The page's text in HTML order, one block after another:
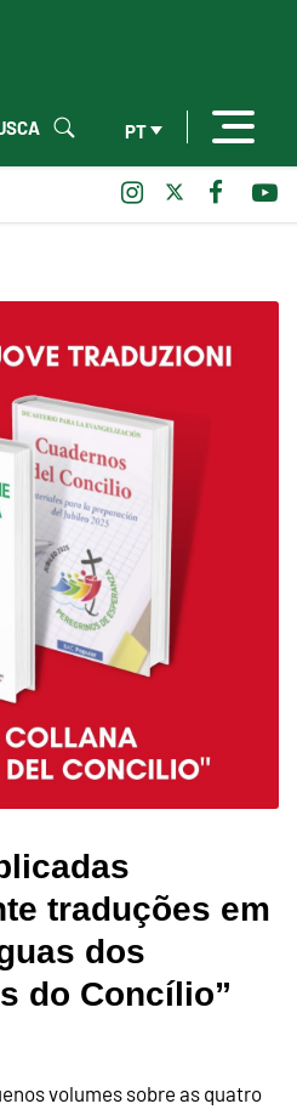
PT
traduções em
dos
do Concílio”
volumes sobre as quatro